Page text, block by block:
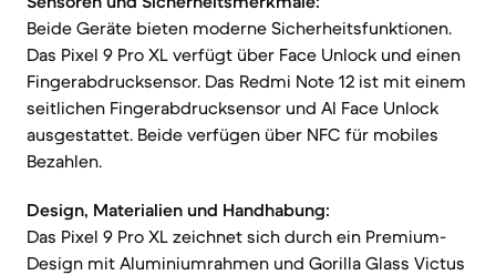
Beide Geräte bieten moderne Sicherheitsfunktionen.
Das Pixel 9 Pro XL verfügt über Face Unlock und einen
Fingerabdrucksensor. Das Redmi Note 12 ist mit einem
seitlichen Fingerabdrucksensor und AI Face Unlock
ausgestattet. Beide verfügen über NFC für mobiles
Bezahlen.
Design, Materialien und Handhabung:
Das Pixel 9 Pro XL zeichnet sich durch ein Premium-
Design mit Aluminiumrahmen und Gorilla Glass Victus